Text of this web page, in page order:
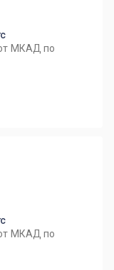
МКАД по
МКАД по